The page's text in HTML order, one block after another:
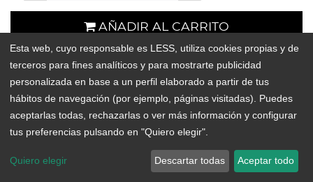
AÑADIR AL CARRITO
0.47 kg disponible
Add to Wishlist
La levadura nutricional enriquecida con B12, tiene un sabor
suave, entre nuez y queso, el cual realzará el sabor de tus
preparaciones. Por su sabor, se utiliza mucho como sustituto del
Esta web, cuyo responsable es LESS, utiliza cookies propias y de
terceros para fines analíticos y para mostrarte publicidad
personalizada en base a un perfil elaborado a partir de tus
hábitos de navegación (por ejemplo, páginas visitadas). Puedes
aceptarlas todas, rechazarlas o ver más información y configurar
tus preferencias pulsando en "Quiero elegir".
Quiero elegir Descartar todas Aceptar todo